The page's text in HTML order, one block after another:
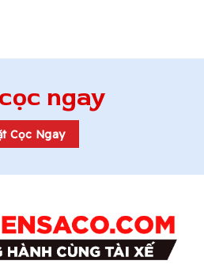
ngay
Cọc Ngay